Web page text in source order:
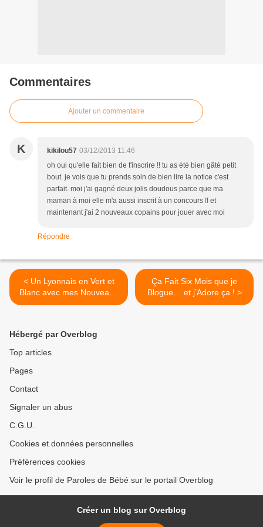
Commentaires
Ajouter un commentaire
K kikilou57 03/12/2013 11:46
oh oui qu'elle fait bien de t'inscrire !! tu as été bien gâté petit
bout. je vois que tu prends soin de bien lire la notice c'est
parfait. moi j'ai gagné deux jolis doudous parce que ma
maman à moi elle m'a aussi inscrit à un concours !! et
maintenant j'ai 2 nouveaux copains pour jouer avec moi
Répondre
< Un Lyonnais en Vert et
Blanc avec mes Nouveaux
Chaussons Sleeperz !
Ça Fait Six Mois que je
Blogue… et j’Adore ça ! >
Hébergé par Overblog
Top articles
Pages
Contact
Signaler un abus
C.G.U.
Cookies et données personnelles
Préférences cookies
Voir le profil de Paroles de Bébé sur le portail Overblog
Créer un blog sur Overblog